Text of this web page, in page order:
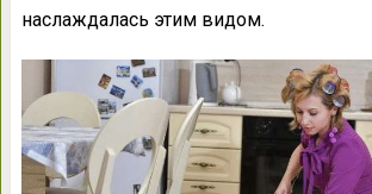
наслаждалась этим видом.